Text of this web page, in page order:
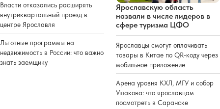
Власти отказались расширять
внутриквартальный проезд в
центре Ярославля
Льготные программы на
недвижимость в России: что важно
знать заемщику
Ярославскую область
назвали в числе лидеров в
сфере туризма ЦФО
Ярославцы смогут оплачивать
товары в Китае по QR-коду через
мобильное приложение
Арена уровня КХЛ, МГУ и собор
Ушакова: что ярославцам
посмотреть в Саранске